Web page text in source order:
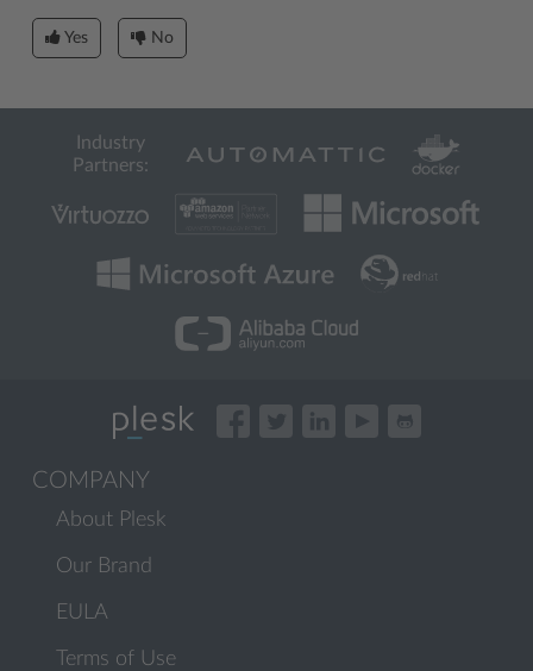
Yes No
Industry
Partners:
COMPANY
About Plesk
Our Brand
EULA
Terms of Use